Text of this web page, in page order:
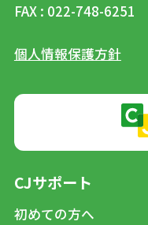
FAX : 022-748-6251
個人情報保護方針
CJサポート
初めての方へ